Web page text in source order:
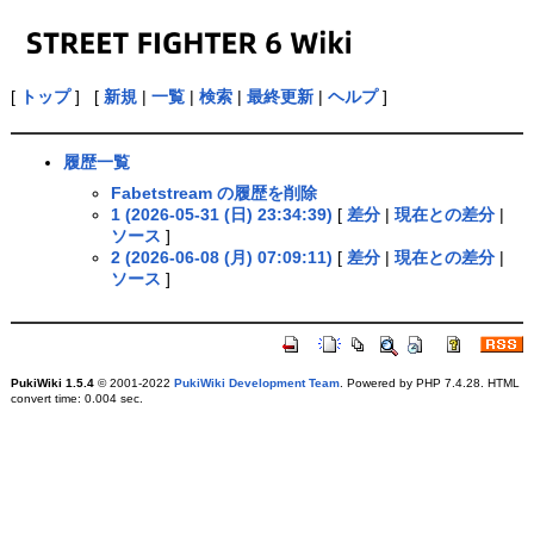
[ トップ] [ 新規| 一覧| 検索| 最終更新| ヘルプ]
履歴一覧
Fabetstream の履歴を削除
1 (2026-05-31 (日) 23:34:39) [ 差分| 現在との差分|
ソース ]
2 (2026-06-08 (月) 07:09:11) [ 差分| 現在との差分|
ソース ]
PukiWiki 1.5.4© 2001-2022 PukiWiki Development Team. Powered by PHP 7.4.28. HTML
convert time: 0.004 sec.